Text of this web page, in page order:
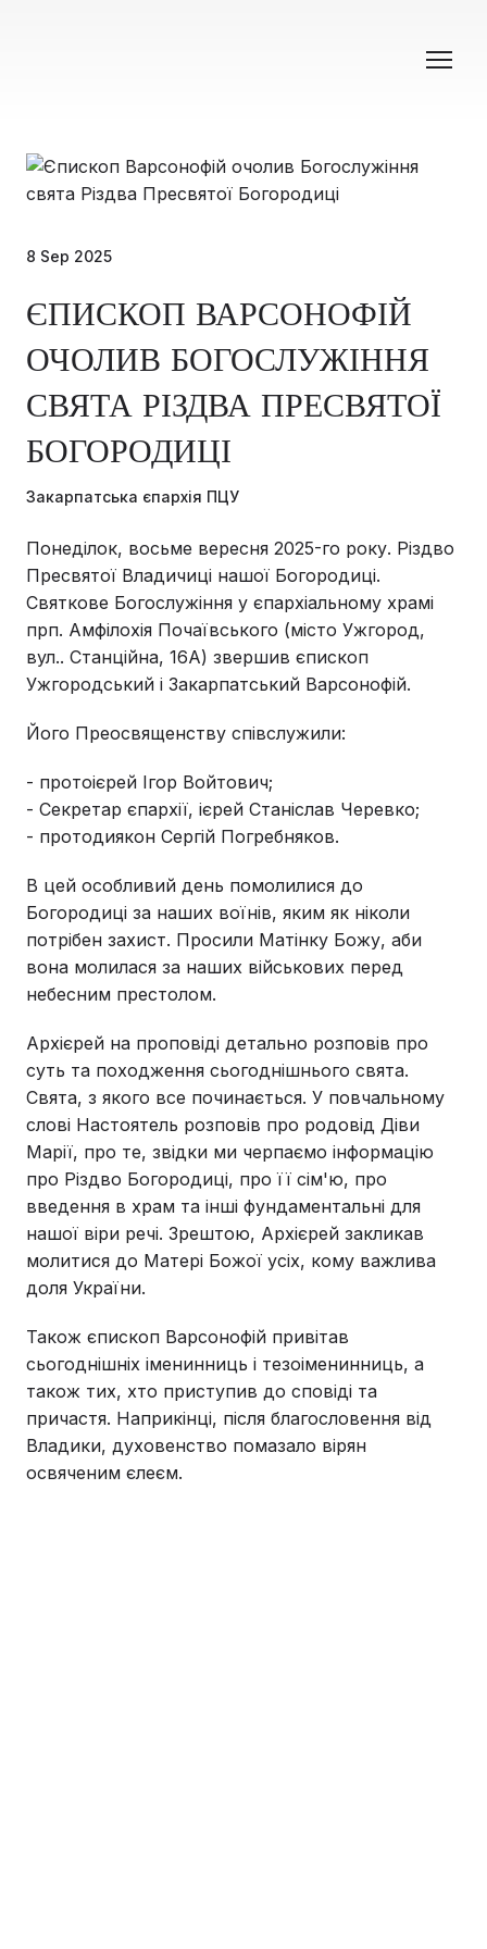
8 Sep 2025
ЄПИСКОП ВАРСОНОФІЙ
ОЧОЛИВ БОГОСЛУЖІННЯ
СВЯТА РІЗДВА ПРЕСВЯТОЇ
БОГОРОДИЦІ
Закарпатська єпархія ПЦУ
Понеділок, восьме вересня 2025-го року. Різдво
Пресвятої Владичиці нашої Богородиці.
Святкове Богослужіння у єпархіальному храмі
прп. Амфілохія Почаївського (місто Ужгород,
вул.. Станційна, 16А) звершив єпископ
Ужгородський і Закарпатський Варсонофій.
Його Преосвященству співслужили:
- протоієрей Ігор Войтович;
- Секретар єпархії, ієрей Станіслав Черевко;
- протодиякон Сергій Погребняков.
В цей особливий день помолилися до
Богородиці за наших воїнів, яким як ніколи
потрібен захист. Просили Матінку Божу, аби
вона молилася за наших військових перед
небесним престолом.
Архієрей на проповіді детально розповів про
суть та походження сьогоднішнього свята.
Свята, з якого все починається. У повчальному
слові Настоятель розповів про родовід Діви
Марії, про те, звідки ми черпаємо інформацію
про Різдво Богородиці, про її сім'ю, про
введення в храм та інші фундаментальні для
нашої віри речі. Зрештою, Архієрей закликав
молитися до Матері Божої усіх, кому важлива
доля України.
Також єпископ Варсонофій привітав
сьогоднішніх іменинниць і тезоіменинниць, а
також тих, хто приступив до сповіді та
причастя. Наприкінці, після благословення від
Владики, духовенство помазало вірян
освяченим єлеєм.